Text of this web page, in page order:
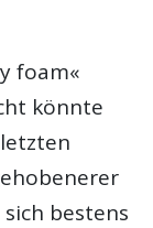
foam«
könnte
bestens